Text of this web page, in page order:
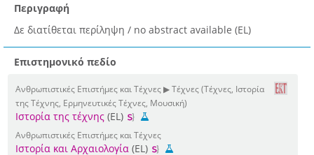
Περιγραφή
Δε διατίθεται περίληψη / no abstract available (EL)
Επιστημονικό πεδίο
Ανθρωπιστικές Επιστήμες και Τέχνες ▶ Τέχνες (Τέχνες, Ιστορία
της Τέχνης, Ερμηνευτικές Τέχνες, Μουσική)
Ιστορία της τέχνης (EL)
Ανθρωπιστικές Επιστήμες και Τέχνες
Ιστορία και Αρχαιολογία (EL)